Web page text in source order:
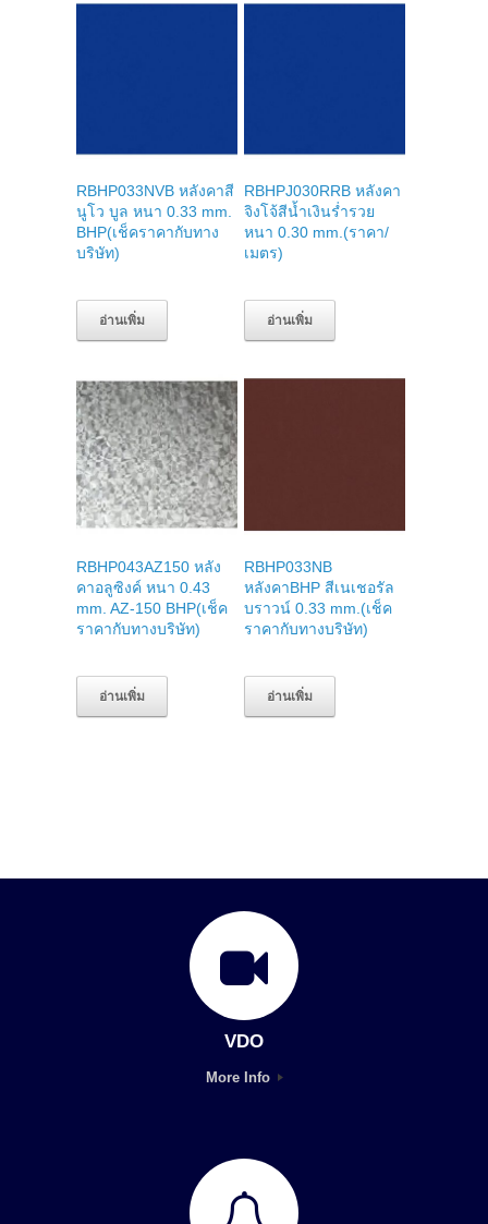
RBHP033NVB หลังคาสี
นูโว บูล หนา 0.33 mm.
BHP(เช็คราคากับทาง
บริษัท)
อ่านเพิ่ม
RBHPJ030RRB หลังคา
จิงโจ้สีน้ำเงินร่ำรวย
หนา 0.30 mm.(ราคา/
เมตร)
อ่านเพิ่ม
RBHP043AZ150 หลัง
คาอลูซิงค์ หนา 0.43
mm. AZ-150 BHP(เช็ค
ราคากับทางบริษัท)
อ่านเพิ่ม
RBHP033NB
หลังคาBHP สีเนเชอรัล
บราวน์ 0.33 mm.(เช็ค
ราคากับทางบริษัท)
อ่านเพิ่ม
VDO
More Info